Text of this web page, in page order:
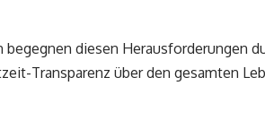
diesen Herausforderungen
Transparenz über den gesamten